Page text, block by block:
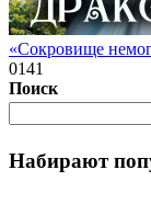
«Сокровище
0141
Поиск
Набирают